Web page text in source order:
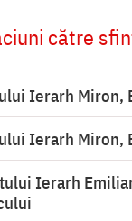
către
Ierarh Miron,
Ierarh Miron,
Ierarh